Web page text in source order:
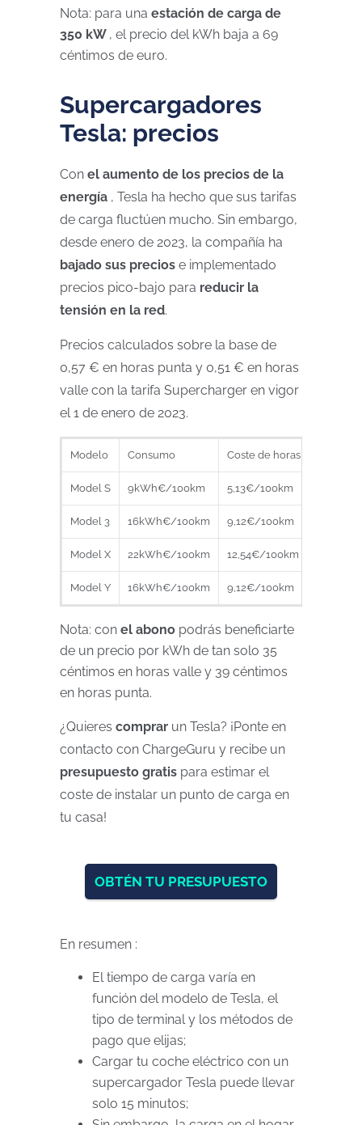
Nota: para una estación de carga de
350 kW , el precio del kWh baja a 69
céntimos de euro.
Supercargadores
Tesla: precios
Con el aumento de los precios de la
energía , Tesla ha hecho que sus tarifas
de carga fluctúen mucho. Sin embargo,
desde enero de 2023, la compañía ha
bajado sus precios e implementado
precios pico-bajo para reducir la
tensión en la red.
Precios calculados sobre la base de
0,57 € en horas punta y 0,51 € en horas
valle con la tarifa Supercharger en vigor
el 1 de enero de 2023.
Modelo Consumo Coste de horas valle
Model S 9kWh€/100km 5,13€/100km
Model 3 16kWh€/100km 9,12€/100km
Model X 22kWh€/100km 12,54€/100km
Model Y 16kWh€/100km 9,12€/100km
Nota: con el abono podrás beneficiarte
de un precio por kWh de tan solo 35
céntimos en horas valle y 39 céntimos
en horas punta.
¿Quieres comprar un Tesla? ¡Ponte en
contacto con ChargeGuru y recibe un
presupuesto gratis para estimar el
coste de instalar un punto de carga en
tu casa!
OBTÉN TU PRESUPUESTO
En resumen :
El tiempo de carga varía en
función del modelo de Tesla, el
tipo de terminal y los métodos de
pago que elijas;
Cargar tu coche eléctrico con un
supercargador Tesla puede llevar
solo 15 minutos;